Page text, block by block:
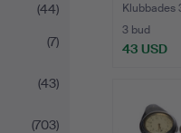
(44)
(7)
(43)
(703)
Klubbades
3 bud
43 USD